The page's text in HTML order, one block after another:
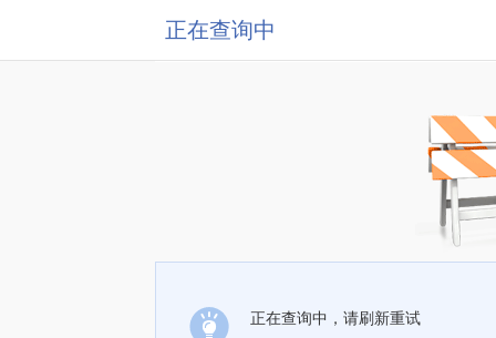
正在查询中
正在查询中，请刷新重试